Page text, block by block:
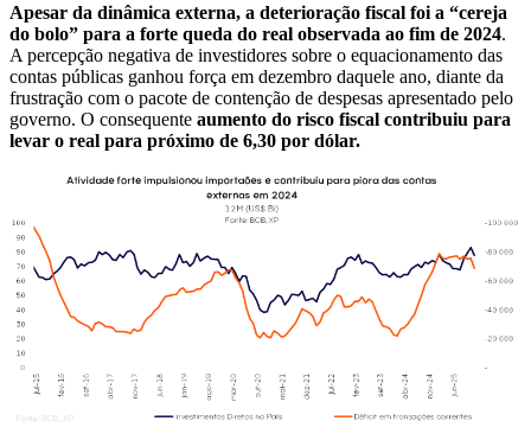
Apesar da dinâmica externa, a deterioração fiscal foi a “cereja
do bolo” para a forte queda do real observada ao fim de 2024.
A percepção negativa de investidores sobre o equacionamento das
contas públicas ganhou força em dezembro daquele ano, diante da
frustração com o pacote de contenção de despesas apresentado pelo
governo. O consequente aumento do risco fiscal contribuiu para
levar o real para próximo de 6,30 por dólar.